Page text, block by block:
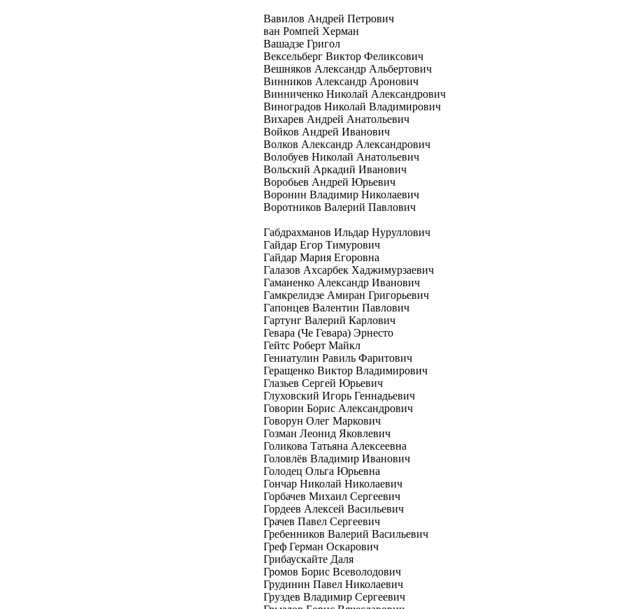
Вавилов Андрей Петрович
ван Ромпей Херман
Вашадзе Григол
Вексельберг Виктор Феликсович
Вешняков Александр Альбертович
Винников Александр Аронович
Винниченко Николай Александрович
Виноградов Николай Владимирович
Вихарев Андрей Анатольевич
Войков Андрей Иванович
Волков Александр Александрович
Волобуев Николай Анатольевич
Вольский Аркадий Иванович
Воробьев Андрей Юрьевич
Воронин Владимир Николаевич
Воротников Валерий Павлович
Габдрахманов Ильдар Нуруллович
Гайдар Егор Тимурович
Гайдар Мария Егоровна
Галазов Ахсарбек Хаджимурзаевич
Гаманенко Александр Иванович
Гамкрелидзе Амиран Григорьевич
Гапонцев Валентин Павлович
Гартунг Валерий Карлович
Гевара (Че Гевара) Эрнесто
Гейтс Роберт Майкл
Гениатулин Равиль Фаритович
Геращенко Виктор Владимирович
Глазьев Сергей Юрьевич
Глуховский Игорь Геннадьевич
Говорин Борис Александрович
Говорун Олег Маркович
Гозман Леонид Яковлевич
Голикова Татьяна Алексеевна
Головлёв Владимир Иванович
Голодец Ольга Юрьевна
Гончар Николай Николаевич
Горбачев Михаил Сергеевич
Гордеев Алексей Васильевич
Грачев Павел Сергеевич
Гребенников Валерий Васильевич
Греф Герман Оскарович
Грибаускайте Даля
Громов Борис Всеволодович
Грудинин Павел Николаевич
Груздев Владимир Сергеевич